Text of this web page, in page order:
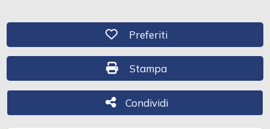
Preferiti: Cod. 393
Preferiti
Stampa: Cod. 393
Stampa
Condividi
Condividi
Prezzo